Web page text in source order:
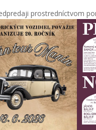
prostredníctvom